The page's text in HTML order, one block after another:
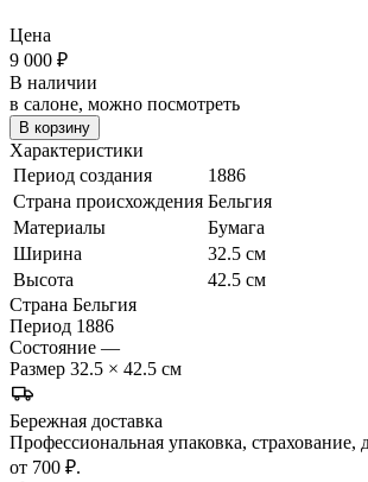
Цена
9 000 ₽
В наличии
в салоне, можно посмотреть
В корзину
Характеристики
Период создания
1886
Страна происхождения Бельгия
Материалы
Бумага
Ширина
32.5 см
Высота
42.5 см
Страна Бельгия
Период 1886
Состояние —
Размер 32.5 × 42.5 см
Бережная доставка
Профессиональная упаковка, страхование,
от 700 ₽.